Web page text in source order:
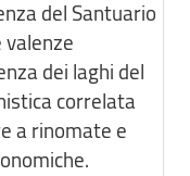
del Santuario
valenze
dei laghi del
correlata
a rinomate e